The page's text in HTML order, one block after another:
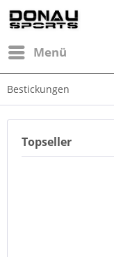
Menü
Bestickungen
Topseller